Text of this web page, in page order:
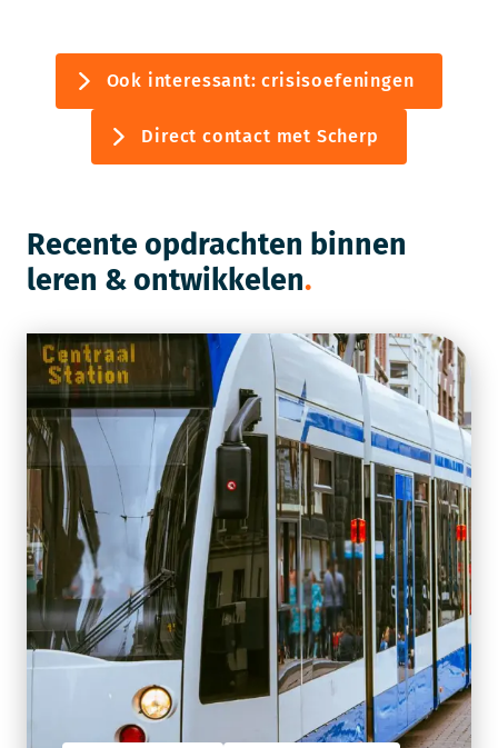
Ook interessant: crisisoefeningen
Direct contact met Scherp
Recente opdrachten binnen
leren & ontwikkelen